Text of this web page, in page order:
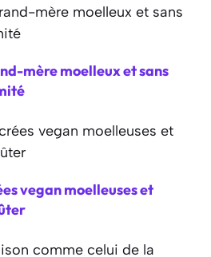
mère moelleux et sans
vegan moelleuses et